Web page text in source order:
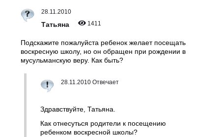
28.11.2010
Татьяна 1411
Подскажите пожалуйста ребенок желает посещать
воскресную школу, но он обращен при рождении в
мусульманскую веру. Как быть?
28.11.2010 Отвечает
Здравствуйте, Татьяна.
Как отнесуться родители к посещению
ребенком воскресной школы?